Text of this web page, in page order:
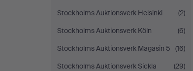
Stockholms Auktionsverk Helsinki
(2)
Stockholms Auktionsverk Köln
(6)
Stockholms Auktionsverk Magasin 5
(16)
Stockholms Auktionsverk Sickla
(29)